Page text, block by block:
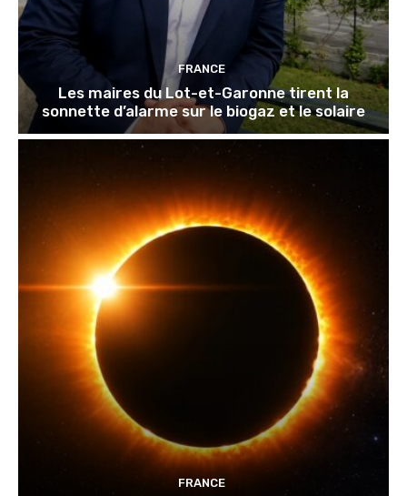
FRANCE
Les maires du Lot-et-Garonne tirent la
sonnette d’alarme sur le biogaz et le solaire
FRANCE